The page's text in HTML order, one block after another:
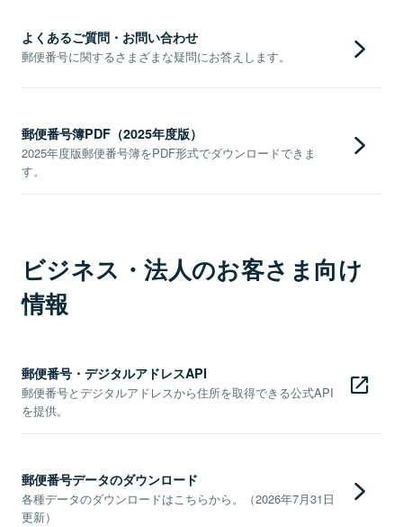
よくあるご質問・お問い合わせ
郵便番号に関するさまざまな疑問にお答えします。
郵便番号簿PDF（2025年度版）
2025年度版郵便番号簿をPDF形式でダウンロードできま
す。
ビジネス・法人のお客さま向け
情報
郵便番号・デジタルアドレスAPI
郵便番号とデジタルアドレスから住所を取得できる公式API
を提供。
郵便番号データのダウンロード
各種データのダウンロードはこちらから。（2026年7月31日
更新）